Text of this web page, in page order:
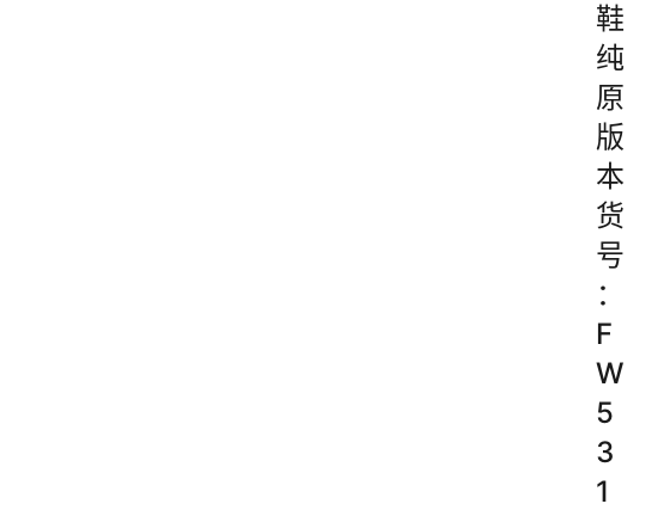
鞋
纯
原
版
本
货
号
：
F
W
5
3
1